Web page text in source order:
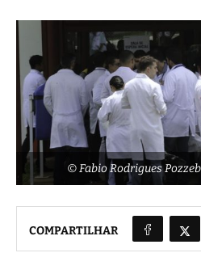
© Fabio Rodrigues
COMPARTILHAR